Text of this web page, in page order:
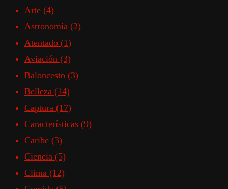
Arte (4)
Astronomía (2)
Atentado (1)
Aviación (3)
Baloncesto (3)
Belleza (14)
Captura (17)
Características (9)
Caribe (3)
Ciencia (5)
Clima (12)